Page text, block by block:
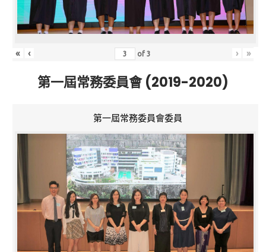
« ‹ of3 › »
第一屆常務委員會 (2019-2020)
第一屆常務委員會委員